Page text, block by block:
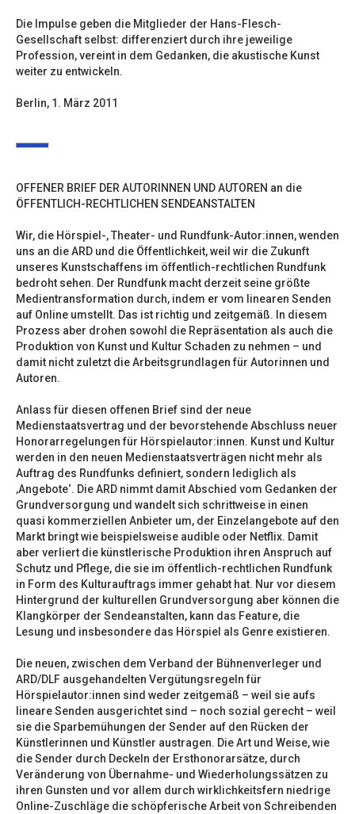
Die Impulse geben die Mitglieder der Hans-Flesch-
Gesellschaft selbst: differenziert durch ihre jeweilige
Profession, vereint in dem Gedanken, die akustische Kunst
weiter zu entwickeln.
Berlin, 1. März 2011
OFFENER BRIEF DER AUTORINNEN UND AUTOREN an die
ÖFFENTLICH-RECHTLICHEN SENDEANSTALTEN
Wir, die Hörspiel-, Theater- und Rundfunk-Autor:innen, wenden
uns an die ARD und die Öffentlichkeit, weil wir die Zukunft
unseres Kunstschaffens im öffentlich-rechtlichen Rundfunk
bedroht sehen. Der Rundfunk macht derzeit seine größte
Medientransformation durch, indem er vom linearen Senden
auf Online umstellt. Das ist richtig und zeitgemäß. In diesem
Prozess aber drohen sowohl die Repräsentation als auch die
Produktion von Kunst und Kultur Schaden zu nehmen – und
damit nicht zuletzt die Arbeitsgrundlagen für Autorinnen und
Autoren.
Anlass für diesen offenen Brief sind der neue
Medienstaatsvertrag und der bevorstehende Abschluss neuer
Honorarregelungen für Hörspielautor:innen. Kunst und Kultur
werden in den neuen Medienstaatsverträgen nicht mehr als
Auftrag des Rundfunks definiert, sondern lediglich als
‚Angebote‘. Die ARD nimmt damit Abschied vom Gedanken der
Grundversorgung und wandelt sich schrittweise in einen
quasi kommerziellen Anbieter um, der Einzelangebote auf den
Markt bringt wie beispielsweise audible oder Netflix. Damit
aber verliert die künstlerische Produktion ihren Anspruch auf
Schutz und Pflege, die sie im öffentlich-rechtlichen Rundfunk
in Form des Kulturauftrags immer gehabt hat. Nur vor diesem
Hintergrund der kulturellen Grundversorgung aber können die
Klangkörper der Sendeanstalten, kann das Feature, die
Lesung und insbesondere das Hörspiel als Genre existieren.
Die neuen, zwischen dem Verband der Bühnenverleger und
ARD/DLF ausgehandelten Vergütungsregeln für
Hörspielautor:innen sind weder zeitgemäß – weil sie aufs
lineare Senden ausgerichtet sind – noch sozial gerecht – weil
sie die Sparbemühungen der Sender auf den Rücken der
Künstlerinnen und Künstler austragen. Die Art und Weise, wie
die Sender durch Deckeln der Ersthonorarsätze, durch
Veränderung von Übernahme- und Wiederholungssätzen zu
ihren Gunsten und vor allem durch wirklichkeitsfern niedrige
Online-Zuschläge die schöpferische Arbeit von Schreibenden